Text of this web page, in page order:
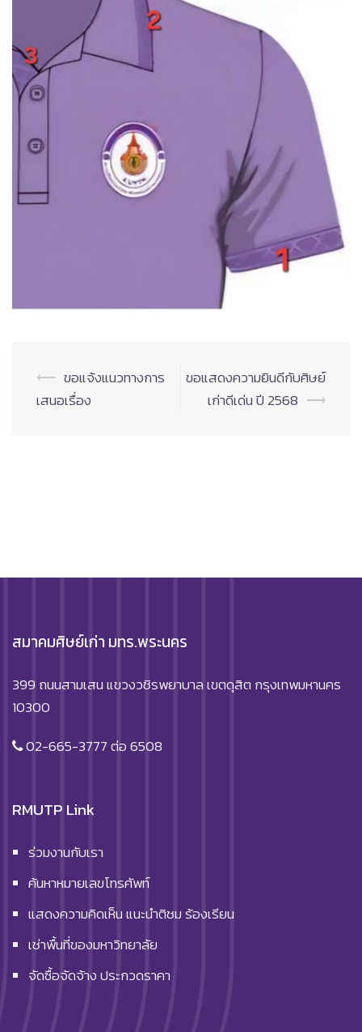
Post
navigation
⟵ ขอแจ้งแนวทางการ
เสนอเรื่อง
ขอแสดงความยินดีกับศิษย์
เก่าดีเด่น ปี 2568 ⟶
สมาคมศิษย์เก่า มทร.พระนคร
399 ถนนสามเสน แขวงวชิรพยาบาล เขตดุสิต กรุงเทพมหานคร
10300
02-665-3777 ต่อ 6508
RMUTP Link
ร่วมงานกับเรา
ค้นหาหมายเลขโทรศัพท์
แสดงความคิดเห็น แนะนำติชม ร้องเรียน
เช่าพื้นที่ของมหาวิทยาลัย
จัดซื้อจัดจ้าง ประกวดราคา